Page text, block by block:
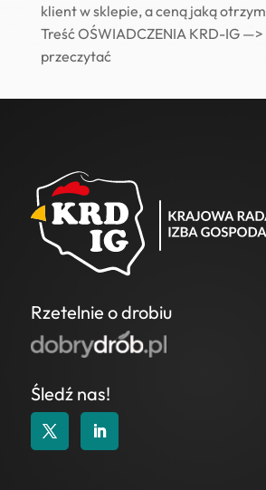
klient w sklepie, a ceną jaką
Treść OŚWIADCZENIA KRD-IG —>
przeczytać
Rzetelnie o drobiu
Śledź nas!